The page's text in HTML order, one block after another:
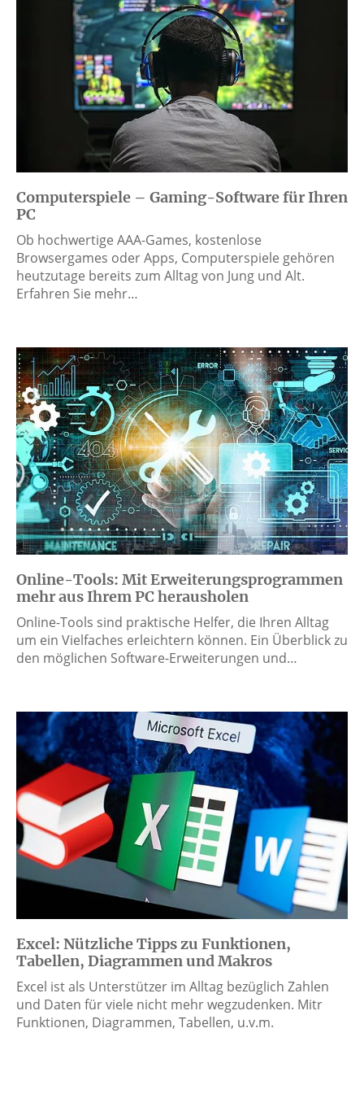
Computerspiele – Gaming-Software für Ihren
PC
Ob hochwertige AAA-Games, kostenlose
Browsergames oder Apps, Computerspiele gehören
heutzutage bereits zum Alltag von Jung und Alt.
Erfahren Sie mehr…
Online-Tools: Mit Erweiterungsprogrammen
mehr aus Ihrem PC herausholen
Online-Tools sind praktische Helfer, die Ihren Alltag
um ein Vielfaches erleichtern können. Ein Überblick zu
den möglichen Software-Erweiterungen und…
Excel: Nützliche Tipps zu Funktionen,
Tabellen, Diagrammen und Makros
Excel ist als Unterstützer im Alltag bezüglich Zahlen
und Daten für viele nicht mehr wegzudenken. Mitr
Funktionen, Diagrammen, Tabellen, u.v.m.